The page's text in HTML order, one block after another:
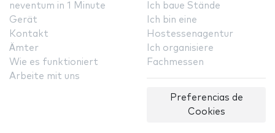
neventum in 1 Minute
Gerät
Kontakt
Ämter
Wie es funktioniert
Arbeite mit uns
Ich baue Stände
Ich bin eine
Hostessenagentur
Ich organisiere
Fachmessen
Preferencias de
Cookies